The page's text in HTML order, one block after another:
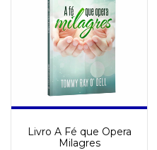
Livro A Fé que Opera
Milagres